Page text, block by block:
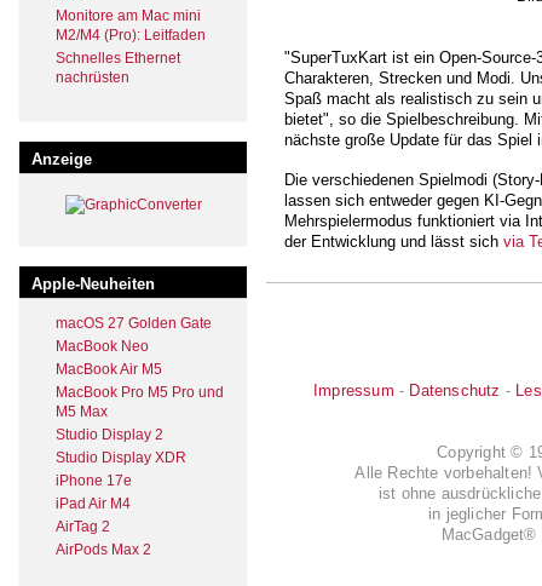
Monitore am Mac mini
M2/M4 (Pro): Leitfaden
Schnelles Ethernet
nachrüsten
Anzeige
Apple-Neuheiten
macOS 27 Golden Gate
MacBook Neo
MacBook Air M5
MacBook Pro M5 Pro und
M5 Max
Studio Display 2
Studio Display XDR
iPhone 17e
iPad Air M4
AirTag 2
AirPods Max 2
"SuperTuxKart ist ein Open-
Charakteren, Strecken und Modi.
Spaß macht als realistisch zu sein
bietet", so die Spielbeschreibung.
nächste große Update für das Spiel
Die verschiedenen Spielmodi
lassen sich entweder gegen KI-
Mehrspielermodus funktioniert via
der Entwicklung und lässt sich via
Impressum - Datenschutz -
Copyright ©
Alle Rechte vorbehalten!
ist ohne
in jeglicher
MacGadget®